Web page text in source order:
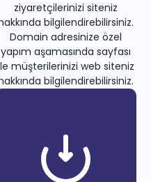
ziyaretçilerinizi siteniz
bilgilendirebilirsiniz.
Domain adresinize özel
yapım aşamasında sayfası
müşterilerinizi web siteniz
bilgilendirebilirsiniz.